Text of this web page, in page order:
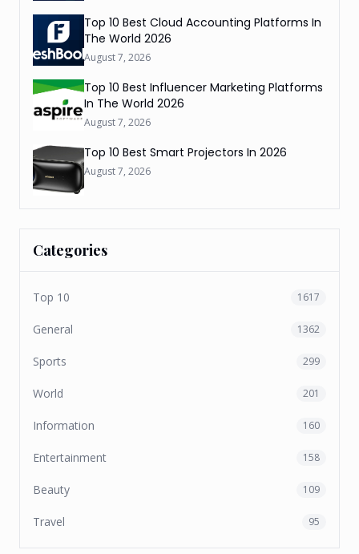
Top 10 Best Cloud Accounting Platforms In
The World 2026
August 7, 2026
Top 10 Best Influencer Marketing Platforms
In The World 2026
August 7, 2026
Top 10 Best Smart Projectors In 2026
August 7, 2026
Categories
Top 10 1617
General 1362
Sports 299
World 201
Information 160
Entertainment 158
Beauty 109
Travel 95